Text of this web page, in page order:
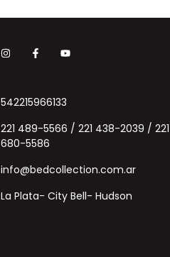
542215966133
221 489-5566 / 221 438-2039 / 221
680-5586
info@bedcollection.com.ar
La Plata- City Bell- Hudson